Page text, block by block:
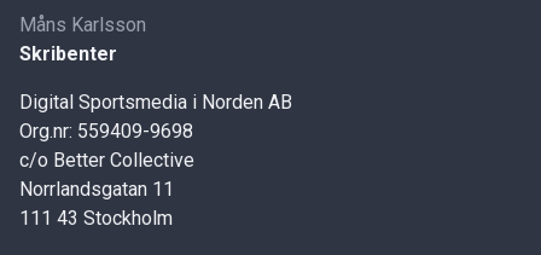
Måns Karlsson
Skribenter
Digital Sportsmedia i Norden AB
Org.nr: 559409-9698
c/o Better Collective
Norrlandsgatan 11
111 43 Stockholm